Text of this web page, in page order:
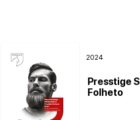
2024
Presstige S
Folheto